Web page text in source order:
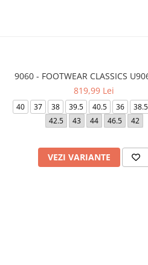
9060 - FOOTWEAR CLASSICS
819,99 Lei
40 37 38 39.5 40.5 36 38.5
42.5
43 44 46.5 42
VEZI VARIANTE